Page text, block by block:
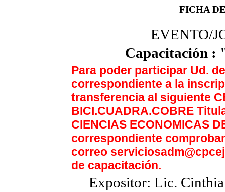
FICHA
EVENTO/
Capacitación :
Para poder participar Ud.
correspondiente a la
transferencia al siguiente
BICI.CUADRA.COBRE
CIENCIAS ECONOMICAS
correspondiente
correo
de capacitación.
Expositor: Lic.